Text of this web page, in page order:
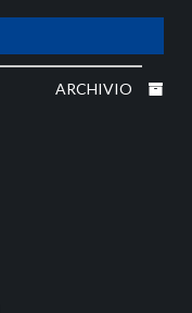
ARCHIVIO